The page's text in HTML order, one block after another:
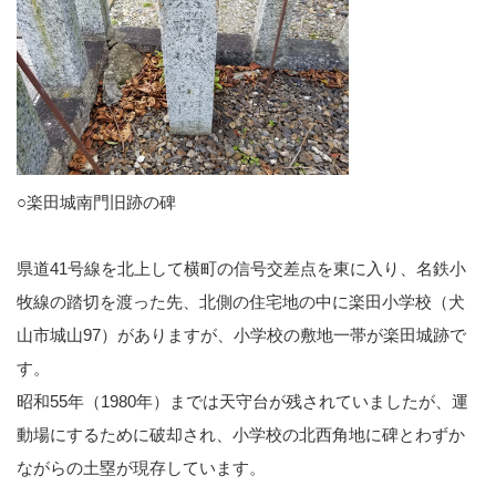
○楽田城南門旧跡の碑
県道41号線を北上して横町の信号交差点を東に入り、名鉄小
牧線の踏切を渡った先、北側の住宅地の中に楽田小学校（犬
山市城山97）がありますが、小学校の敷地一帯が楽田城跡で
す。
昭和55年（1980年）までは天守台が残されていましたが、運
動場にするために破却され、小学校の北西角地に碑とわずか
ながらの土塁が現存しています。